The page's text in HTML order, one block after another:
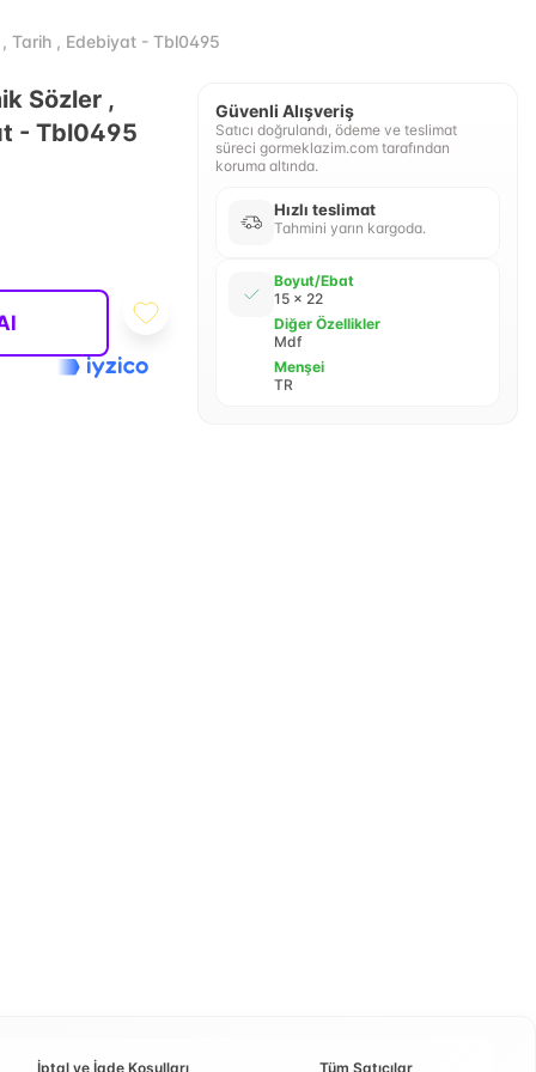
, Tarih , Edebiyat - Tbl0495
Sözler ,
- Tbl0495
Güvenli Alışveriş
Satıcı doğrulandı, ödeme ve teslimat
süreci gormeklazim.com tarafından
koruma altında.
Hızlı teslimat
Tahmini yarın kargoda.
Boyut/Ebat
15 x 22
Diğer Özellikler
Mdf
Menşei
TR
İptal ve İade Koşulları Tüm Satıcılar